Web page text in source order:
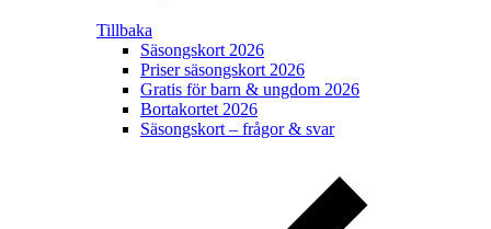
Tillbaka
Säsongskort 2026
Priser säsongskort 2026
Gratis för barn & ungdom 2026
Bortakortet 2026
Säsongskort – frågor & svar